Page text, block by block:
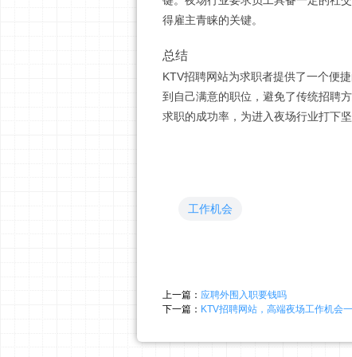
得雇主青睐的关键。
总结
KTV招聘网站为求职者提供了一个便
到自己满意的职位，避免了传统招聘
求职的成功率，为进入夜场行业打下坚
工作机会
上一篇： 应聘外围入职要钱吗
下一篇： KTV招聘网站，高端夜场工作机会